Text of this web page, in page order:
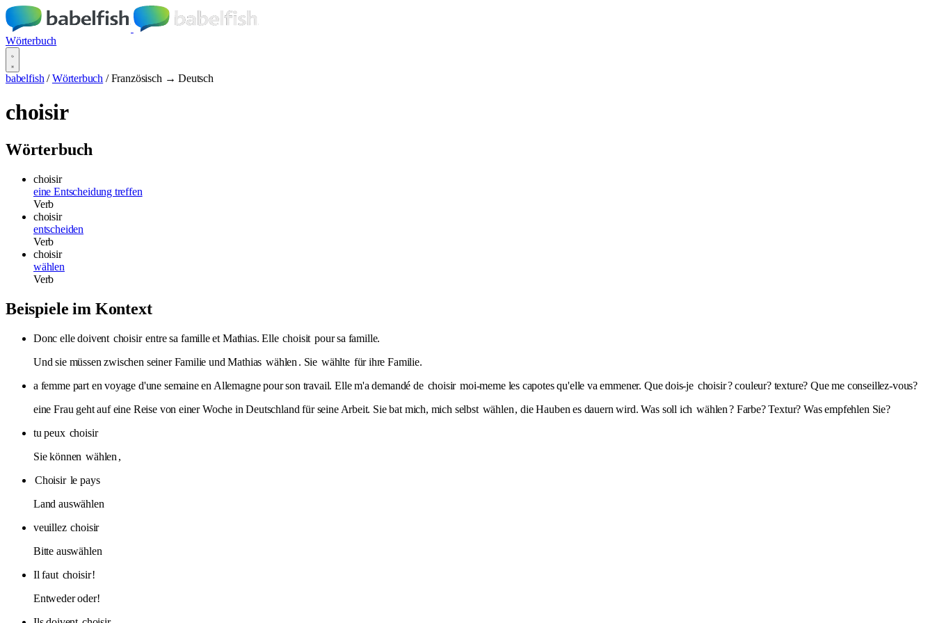
Wörterbuch
babelfish / Wörterbuch / Französisch → Deutsch
choisir
Wörterbuch
choisir
eine Entscheidung treffen
Verb
choisir
entscheiden
Verb
choisir
wählen
Verb
Beispiele im Kontext
Donc elle doivent choisir entre sa famille et Mathias. Elle choisit pour sa famille.
Und sie müssen zwischen seiner Familie und Mathias wählen . Sie wählte für ihre Familie.
a femme part en voyage d'une semaine en Allemagne pour son travail. Elle m'a demandé de choisir moi-meme les capotes qu'elle va emmener. Que dois-je choisir? couleur? texture? Que me conseillez-vous?
eine Frau geht auf eine Reise von einer Woche in Deutschland für seine Arbeit. Sie bat mich, mich selbst wählen, die Hauben es dauern wird. Was soll ich wählen? Farbe? Textur? Was empfehlen Sie?
tu peux choisir
Sie können wählen ,
Choisir le pays
Land auswählen
veuillez choisir
Bitte auswählen
Il faut choisir!
Entweder oder!